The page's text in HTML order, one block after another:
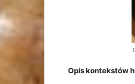
Opis kontekstów